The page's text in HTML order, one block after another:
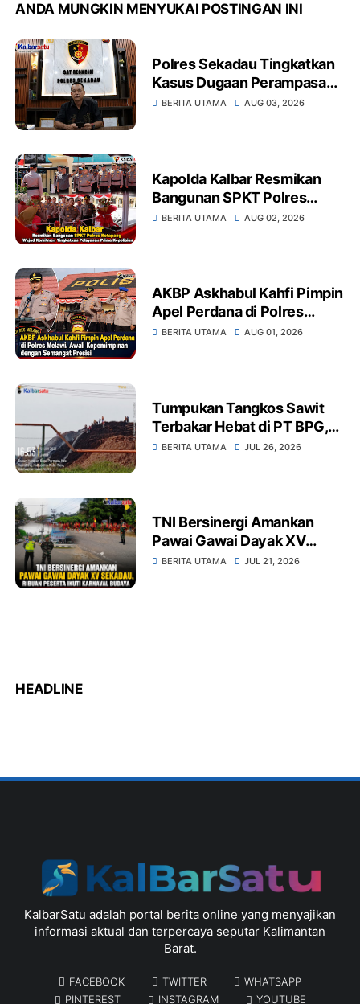
ANDA MUNGKIN MENYUKAI POSTINGAN INI
Polres Sekadau Tingkatkan
Kasus Dugaan Perampasan
Emas Ke Tahap Penyidikan
BERITA UTAMA AUG 03, 2026
Kapolda Kalbar Resmikan
Bangunan SPKT Polres
Ketapang Wujud Komitmen
BERITA UTAMA AUG 02, 2026
AKBP Askhabul Kahfi Pimpin
Apel Perdana di Polres
Melawi, Awali
BERITA UTAMA AUG 01, 2026
Tumpukan Tangkos Sawit
Terbakar Hebat di PT BPG,
Warga Soroti Dugaan
BERITA UTAMA JUL 26, 2026
TNI Bersinergi Amankan
Pawai Gawai Dayak XV
Sekadau, Ribuan Peserta
BERITA UTAMA JUL 21, 2026
HEADLINE
KalbarSatu adalah portal berita online yang menyajikan
informasi aktual dan terpercaya seputar Kalimantan
Barat.
FACEBOOK TWITTER
WHATSAPP
PINTEREST
INSTAGRAM YOUTUBE